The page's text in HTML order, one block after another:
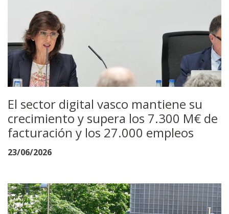
El sector digital vasco mantiene su
crecimiento y supera los 7.300 M€ de
facturación y los 27.000 empleos
23/06/2026